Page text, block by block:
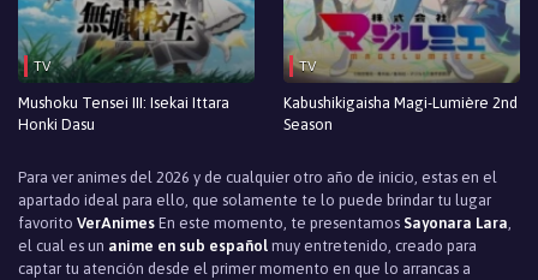
TV
Mushoku Tensei III: Isekai Ittara
Honki Dasu
TV
Kabushikigaisha Magi-Lumière 2nd
Season
Para ver animes del 2026 y de cualquier otro año de inicio, estas en el
apartado ideal para ello, que solamente te lo puede brindar tu lugar
favorito VerAnimes En este momento, te presentamos Sayonara Lara
el cual es un anime en sub español muy entretenido, creado para
captar tu atención desde el primer momento en que lo arrancas a